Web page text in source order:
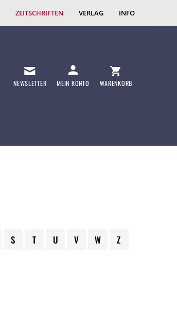
ZEITSCHRIFTEN VERLAG INFO
NEWSLETTER MEIN KONTO WARENKORB
S T U V W Z